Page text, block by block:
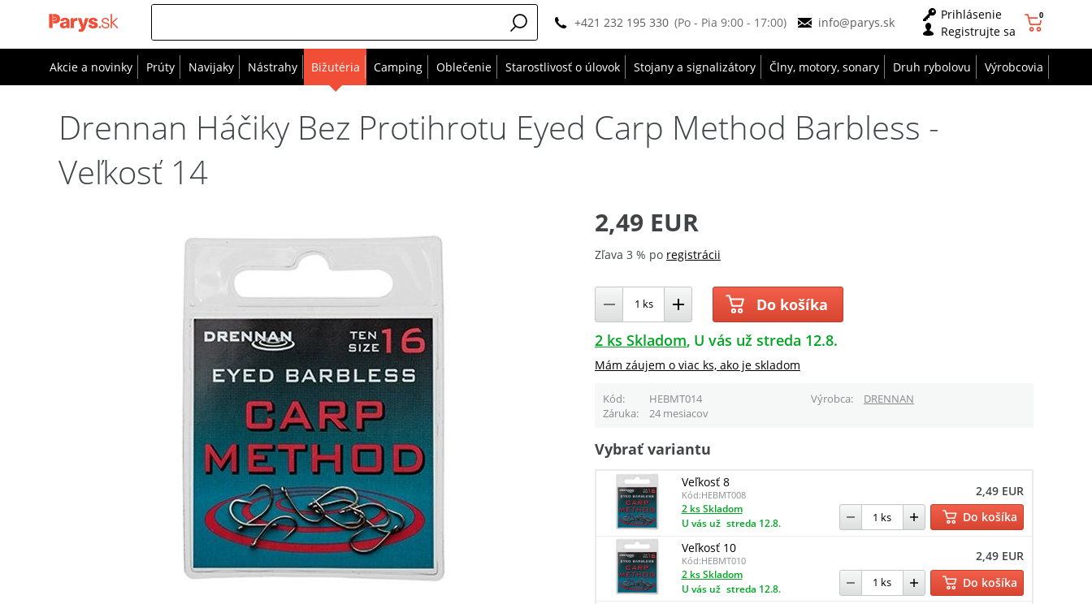
+421 232 195 330 (Po - Pia 9:00 - 17:00) info@parys.sk
Prihlásenie
Registrujte sa
0
Akcie a novinky Prúty Navijaky Nástrahy Bižutéria Camping Oblečenie Starostlivosť o úlovok Stojany a signalizátory Člny, motory, sonary Druh rybolovu Výrobcovia
Drennan Háčiky Bez Protihrotu Eyed Carp Method Barbless -
Veľkosť 14
2,49 EUR
Zľava 3 % po registrácii
Do košíka
2 ks Skladom U vás už streda 12.8.
Mám záujem o viac ks, ako je skladom
Kód HEBMT014 Výrobca
DRENNAN
Záruka
24 mesiacov
Vybrať variantu
Veľkosť 8
Kód:HEBMT008 2,49 EUR
2 ks Skladom
U vás už streda 12.8.
Do košíka
Veľkosť 10
Kód:HEBMT010 2,49 EUR
2 ks Skladom
U vás už streda 12.8.
Do košíka